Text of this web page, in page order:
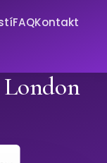
FAQKontakt